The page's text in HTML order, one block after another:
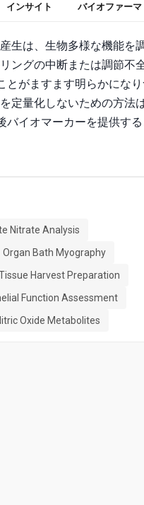
インサイト バイオファー
生は、生物多様な機能を
ングの中断または調節不
とがますます明らかにな
定量化しないための方法
バイオマーカーを提供す
Nitrate Analysis
Organ Bath Myography
Harvest Preparation
Function Assessment
Oxide Metabolites